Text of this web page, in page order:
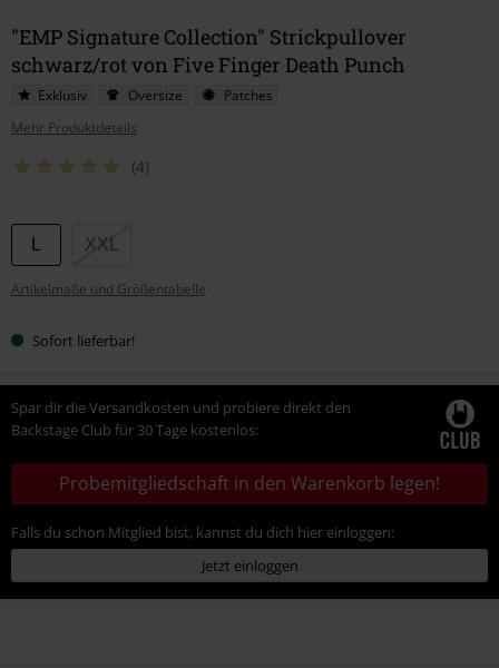
"EMP Signature Collection" Strickpullover
schwarz/rot von Five Finger Death Punch
Exklusiv Oversize
Patches
Mehr Produktdetails
(4)
Wähle
deine
Größe
XXL
Artikelmaße und Größentabelle
Sofort lieferbar!
Spar dir die Versandkosten und probiere direkt den
Backstage Club für 30 Tage kostenlos:
Probemitgliedschaft in den Warenkorb legen!
Falls du schon Mitglied bist, kannst du dich hier einloggen:
Jetzt einloggen